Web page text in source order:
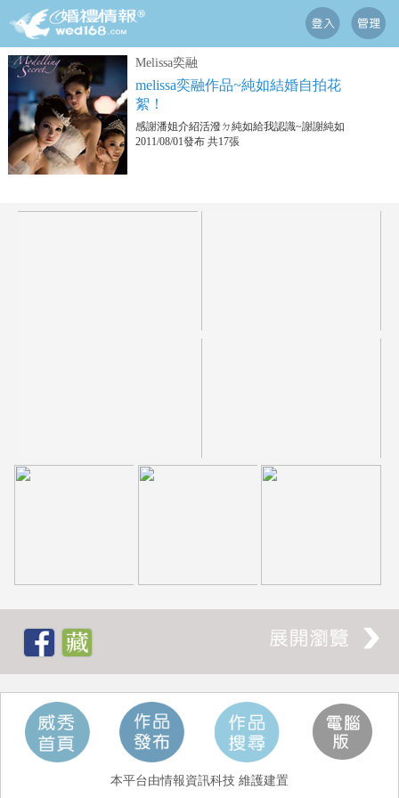
Melissa奕融
melissa奕融作品~純如結婚自拍花
絮！
感謝潘姐介紹活潑ㄉ純如給我認識~謝謝純如
2011/08/01發布 共17張
本平台由情報資訊科技 維護建置